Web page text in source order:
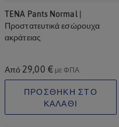
TENA Pants Normal |
Προστατευτικά εσώρουχα
ακράτειας
Από 29,00 € με ΦΠΑ
ΠΡΟΣΘΗΚΗ ΣΤΟ
ΚΑΛΑΘΙ